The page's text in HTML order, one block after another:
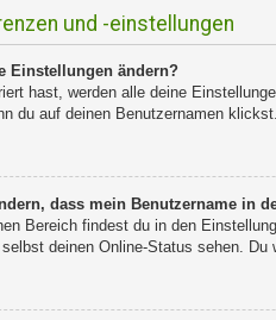
und -einstellungen
Einstellungen ändern?
hast, werden alle deine
du auf deinen Benutzernamen
dass mein Benutzername in
Bereich findest du in den
selbst deinen Online-Status sehen.